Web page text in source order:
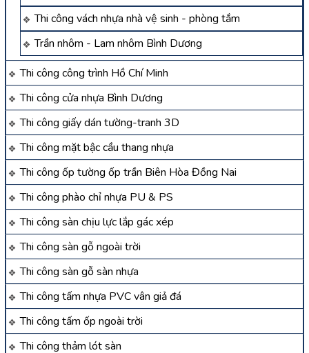
Thi công vách nhựa nhà vệ sinh - phòng tắm
Trần nhôm - Lam nhôm Bình Dương
Thi công công trình Hồ Chí Minh
Thi công cửa nhựa Bình Dương
Thi công giấy dán tường-tranh 3D
Thi công mặt bậc cầu thang nhựa
Thi công ốp tường ốp trần Biên Hòa Đồng Nai
Thi công phào chỉ nhựa PU & PS
Thi công sàn chịu lực lắp gác xép
Thi công sàn gỗ ngoài trời
Thi công sàn gỗ sàn nhựa
Thi công tấm nhựa PVC vân giả đá
Thi công tấm ốp ngoài trời
Thi công thảm lót sàn